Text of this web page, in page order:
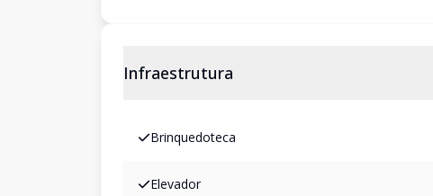
Infraestrutura
Brinquedoteca
Elevador